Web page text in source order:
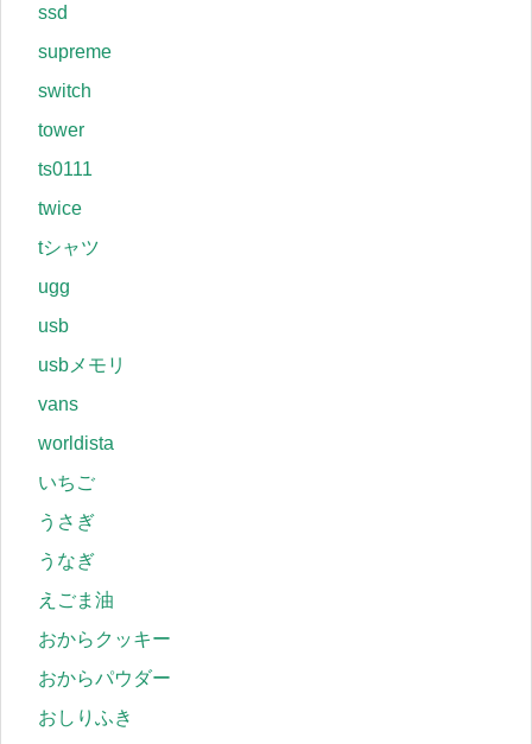
ssd
supreme
switch
tower
ts0111
twice
tシャツ
ugg
usb
usbメモリ
vans
worldista
いちご
うさぎ
うなぎ
えごま油
おからクッキー
おからパウダー
おしりふき